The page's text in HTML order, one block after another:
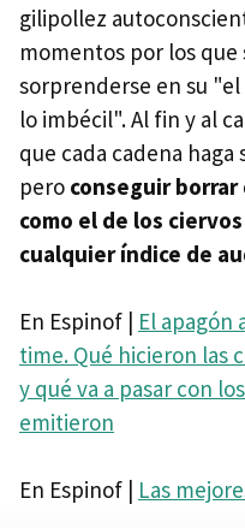
gilipollez
momentos por los que
sorprenderse en su
lo imbécil". Al fin y al
que cada cadena
pero conseguir
como el de los
cualquier índice de
En Espinof | El
time. Qué hicieron las
y qué va a pasar con
emitieron
En Espinof | Las